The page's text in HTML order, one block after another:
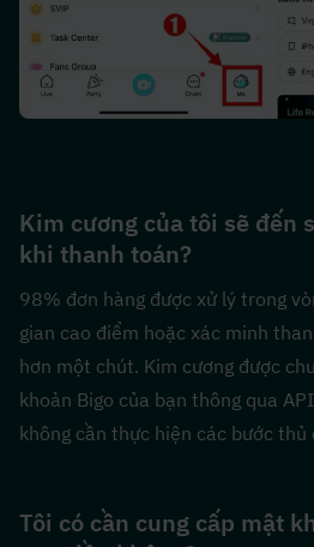
Kim cương của tôi sẽ đến
khi thanh toán?
98% đơn hàng được xử lý trong
gian cao điểm hoặc xác minh
hơn một chút. Kim cương được
khoản Bigo của bạn thông qua
không cần thực hiện các bước thủ
Tôi có cần cung cấp mật